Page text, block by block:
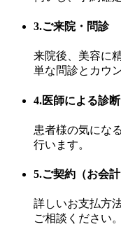
3.ご来院・問診
来院後、美容に
単な問診とカウ
4.医師による診断
患者様の気にな
行います。
5.ご契約（お会計
詳しいお支払方
ご相談ください。